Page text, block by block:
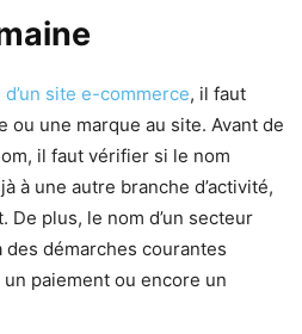
site e-commerce, il faut
une marque au site. Avant de
il faut vérifier si le nom
à une autre branche d’activité,
plus, le nom d’un secteur
des démarches courantes
paiement ou encore un